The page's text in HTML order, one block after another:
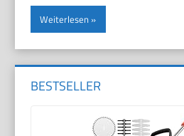
Weiterlesen
BESTSELLER